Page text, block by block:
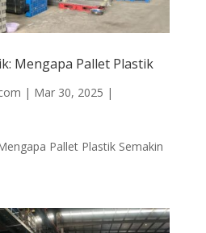
Mengapa Pallet Plastik
| Mar 30, 2025 |
Pallet Plastik Semakin